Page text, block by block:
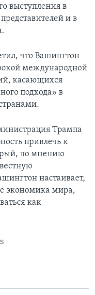
выступления в
и в
что Вашингтон
международной
касающихся
подхода» в
Трампа
привлечь к
по мнению
настаивает,
экономика мира,
как